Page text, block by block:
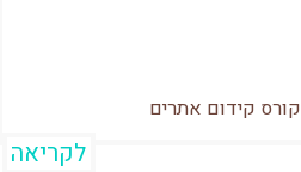
קורס קידום אתרים
לקריאה